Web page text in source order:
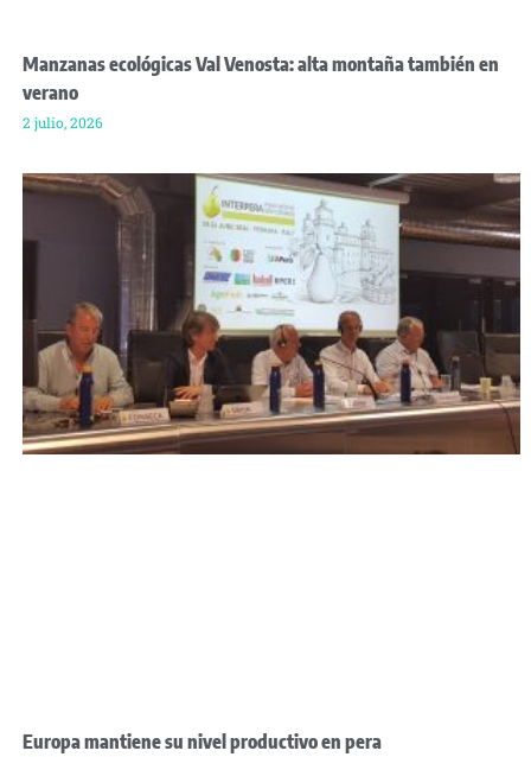
Manzanas ecológicas Val Venosta: alta montaña también en
verano
2 julio, 2026
Europa mantiene su nivel productivo en pera